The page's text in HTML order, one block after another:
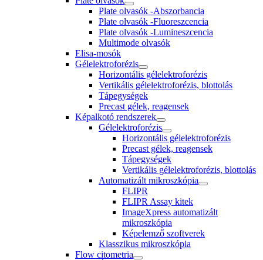
Plate olvasók -Abszorbancia
Plate olvasók -Fluoreszcencia
Plate olvasók -Lumineszcencia
Multimode olvasók
Elisa-mosók
Gélelektroforézis
Horizontális gélelektroforézis
Vertikális gélelektroforézis, blottolás
Tápegységek
Precast gélek, reagensek
Képalkotó rendszerek
Gélelektroforézis
Horizontális gélelektroforézis
Precast gélek, reagensek
Tápegységek
Vertikális gélelektroforézis, blottolás
Automatizált mikroszkópia
FLIPR
FLIPR Assay kitek
ImageXpress automatizált
mikroszkópia
Képelemző szoftverek
Klasszikus mikroszkópia
Flow citometria